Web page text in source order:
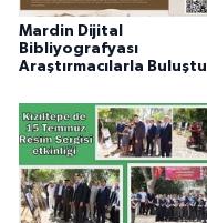
Mardin Dijital
Bibliyografyası
Araştırmacılarla Buluştu